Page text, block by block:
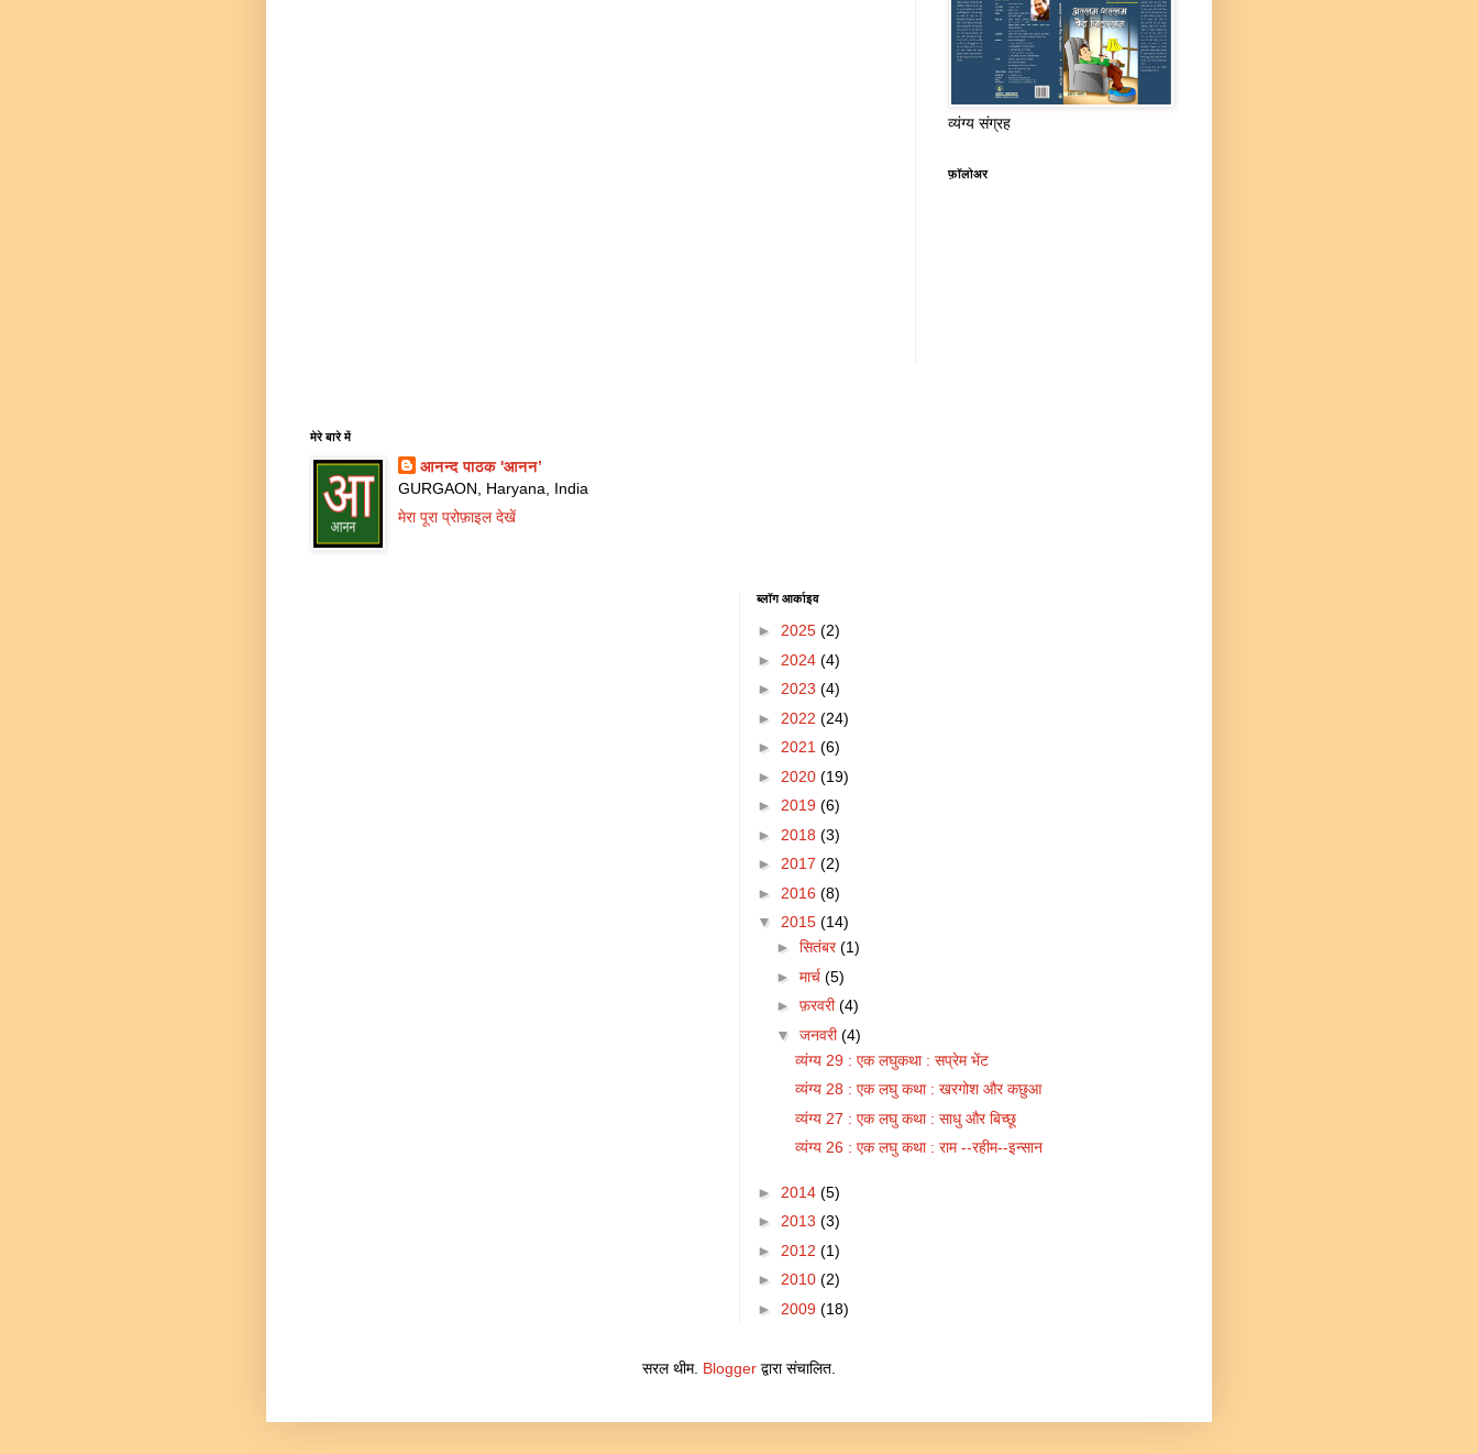
व्यंग्य संग्रह
फ़ॉलोअर
मेरे बारे में
आनन्द पाठक 'आनन’
GURGAON, Haryana, India
मेरा पूरा प्रोफ़ाइल देखें
ब्लॉग आर्काइव
► 2025 (2)
► 2024 (4)
► 2023 (4)
► 2022 (24)
► 2021 (6)
► 2020 (19)
► 2019 (6)
► 2018 (3)
► 2017 (2)
► 2016 (8)
▼ 2015 (14)
► सितंबर(1)
► मार्च (5)
► फ़रवरी(4)
▼ जनवरी(4)
व्यंग्य 29 : एक लघुकथा : सप्रेम भेंट
व्यंग्य 28 : एक लघु कथा : खरगोश और कछुआ
व्यंग्य 27 : एक लघु कथा : साधु और बिच्छू
व्यंग्य 26 : एक लघु कथा : राम --रहीम--इन्सान
► 2014 (5)
► 2013 (3)
► 2012 (1)
► 2010 (2)
► 2009 (18)
सरल थीम. Blogger द्वारा संचालित.